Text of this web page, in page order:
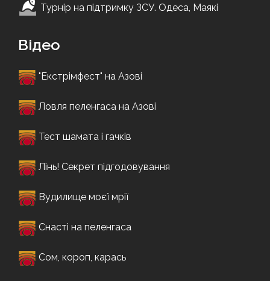
Турнір на підтримку ЗСУ. Одеса, Маякі
Відео
"Екстрімфест" на Азові
Ловля пеленгаса на Азові
Тест шамата і гачків
Лінь! Секрет підгодовування
Вудилище моєї мрії
Снасті на пеленгаса
Сом, короп, карась